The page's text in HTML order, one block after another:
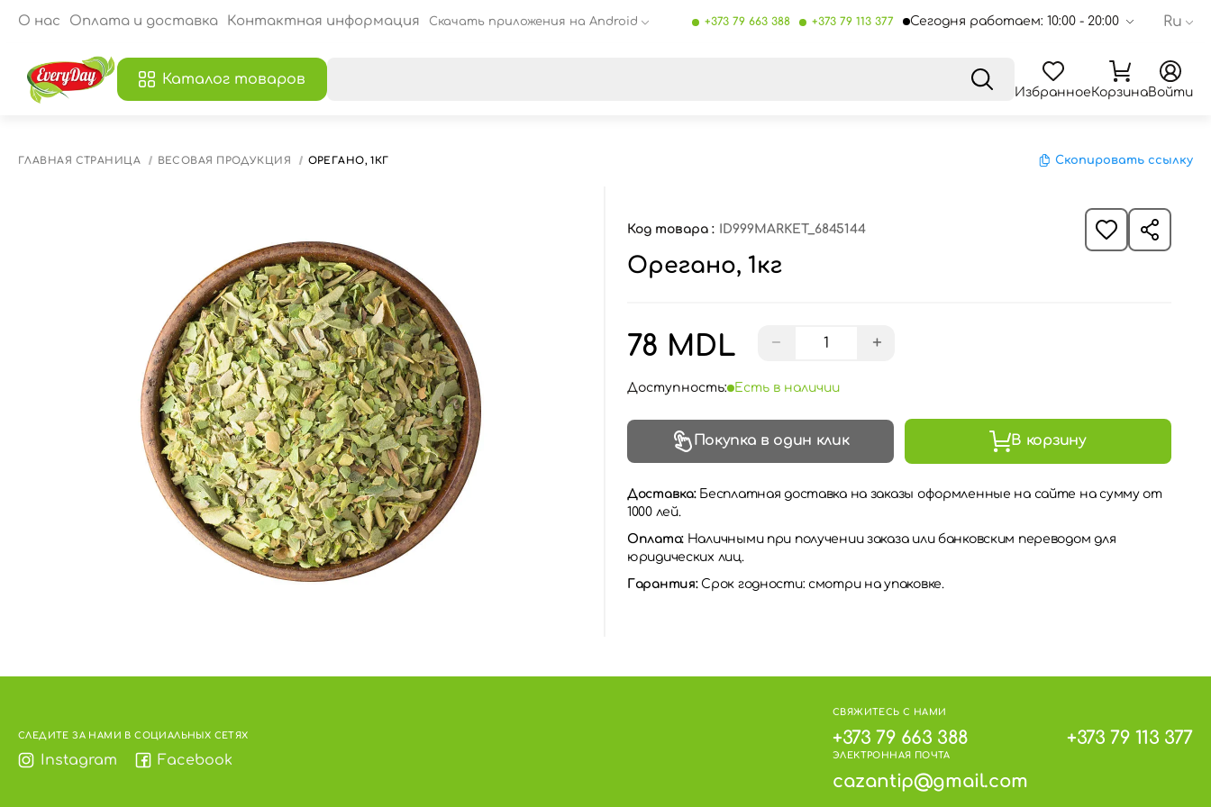
О нас Оплата и доставка Контактная информация Скачать приложения на Android +373 79 663 388 +373 79 113 377 Сегодня работаем: 10:00 - 20:00 Ru
Каталог товаров
ИзбранноеКорзинаВойти
ГЛАВНАЯ СТРАНИЦА ВЕСОВАЯ ПРОДУКЦИЯ ОРЕГАНО, 1КГ Скопировать ссылку
Код товара : ID999MARKET_6845144
Орегано, 1кг
78 MDL − +
Доступность: Есть в наличии
Покупка в один клик В корзину
Доставка: Бесплатная доставка на заказы оформленные на сайте на сумму от
1000 лей.
Оплата: Наличными при получении заказа или банковским переводом для
юридических лиц.
Гарантия:Срок годности: смотри на упаковке.
СЛЕДИТЕ ЗА НАМИ В СОЦИАЛЬНЫХ СЕТЯХ
Instagram Facebook
СВЯЖИТЕСЬ С НАМИ
+373 79 663 388 +373 79 113 377
ЭЛЕКТРОННАЯ ПОЧТА
cazantip@gmail.com